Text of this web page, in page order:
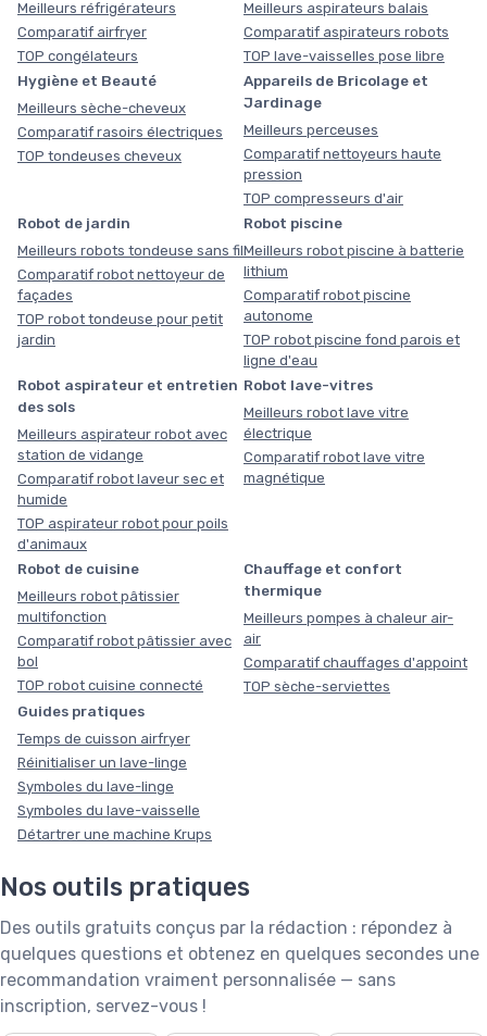
Meilleurs réfrigérateurs
Comparatif airfryer
TOP congélateurs
Meilleurs aspirateurs balais
Comparatif aspirateurs robots
TOP lave-vaisselles pose libre
Hygiène et Beauté
Meilleurs sèche-cheveux
Comparatif rasoirs électriques
TOP tondeuses cheveux
Appareils de Bricolage et
Jardinage
Meilleurs perceuses
Comparatif nettoyeurs haute
pression
TOP compresseurs d'air
Robot de jardin
Meilleurs robots tondeuse sans fil
Comparatif robot nettoyeur de
façades
TOP robot tondeuse pour petit
jardin
Robot piscine
Meilleurs robot piscine à batterie
lithium
Comparatif robot piscine
autonome
TOP robot piscine fond parois et
ligne d'eau
Robot aspirateur et entretien
des sols
Meilleurs aspirateur robot avec
station de vidange
Comparatif robot laveur sec et
humide
TOP aspirateur robot pour poils
d'animaux
Robot lave-vitres
Meilleurs robot lave vitre
électrique
Comparatif robot lave vitre
magnétique
Robot de cuisine
Meilleurs robot pâtissier
multifonction
Comparatif robot pâtissier avec
bol
TOP robot cuisine connecté
Chauffage et confort
thermique
Meilleurs pompes à chaleur air-
air
Comparatif chauffages d'appoint
TOP sèche-serviettes
Guides pratiques
Temps de cuisson airfryer
Réinitialiser un lave-linge
Symboles du lave-linge
Symboles du lave-vaisselle
Détartrer une machine Krups
Nos outils pratiques
Des outils gratuits conçus par la rédaction : répondez à
quelques questions et obtenez en quelques secondes une
recommandation vraiment personnalisée — sans
inscription, servez-vous !